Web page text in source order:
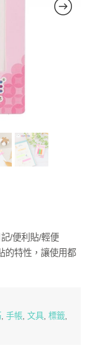
/便利貼/輕便
的特性，讓使用都
, 手帳, 文具, 標籤,